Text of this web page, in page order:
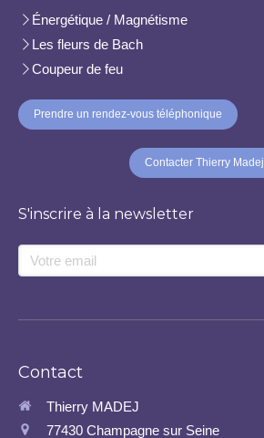
Énergétique / Magnétisme
Les fleurs de Bach
Coupeur de feu
Prendre un rendez-vous téléphonique
Contacter Thierry Madej
S'inscrire à la newsletter
Votre email
Contact
Thierry MADEJ
77430 Champagne sur Seine